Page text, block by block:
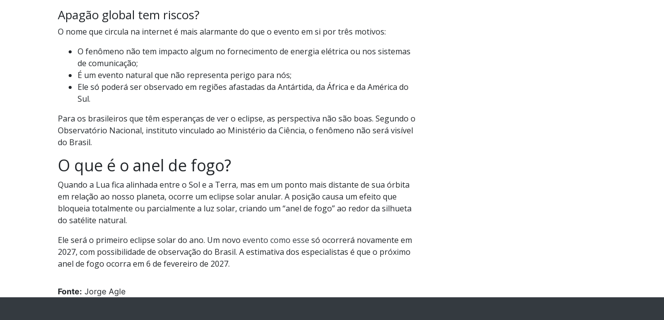
Apagão global tem riscos?
O nome que circula na internet é mais alarmante do que o evento em si por três motivos:
O fenômeno não tem impacto algum no fornecimento de energia elétrica ou nos sistemas
de comunicação;
É um evento natural que não representa perigo para nós;
Ele só poderá ser observado em regiões afastadas da Antártida, da África e da América do
Sul.
Para os brasileiros que têm esperanças de ver o eclipse, as perspectiva não são boas. Segundo o
Observatório Nacional, instituto vinculado ao Ministério da Ciência, o fenômeno não será visível
do Brasil.
O que é o anel de fogo?
Quando a Lua fica alinhada entre o Sol e a Terra, mas em um ponto mais distante de sua órbita
em relação ao nosso planeta, ocorre um eclipse solar anular. A posição causa um efeito que
bloqueia totalmente ou parcialmente a luz solar, criando um “anel de fogo” ao redor da silhueta
do satélite natural.
Ele será o primeiro eclipse solar do ano. Um novo evento como esse só ocorrerá novamente em
2027, com possibilidade de observação do Brasil. A estimativa dos especialistas é que o próximo
anel de fogo ocorra em 6 de fevereiro de 2027.
Fonte: Jorge Agle